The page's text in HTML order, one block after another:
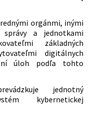
orgánmi, inými
a jednotkami
základných
digitálnych
úloh podľa tohto
jednotný
kybernetickej